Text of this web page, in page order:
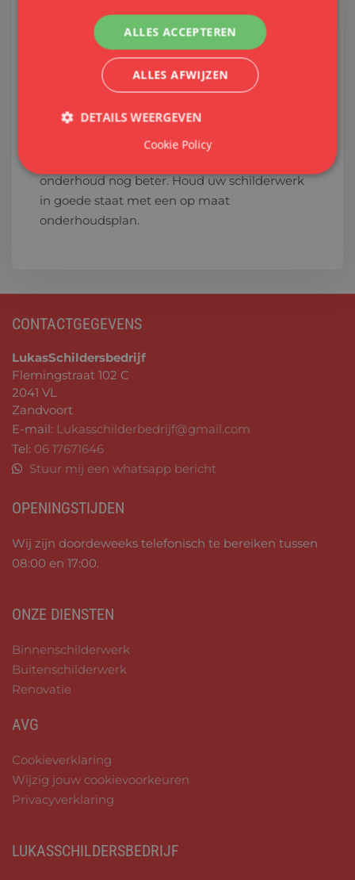
Van sloopwerk tot reparatie, spuiten,
behangen en schilderen. Als renovatie
specialist voor appartementen en woningen
weer jaren tegen kan.
onderhoud nog beter. Houd uw schilderwerk
in goede staat met een op maat
onderhoudsplan.
CONTACTGEGEVENS
LukasSchildersbedrijf
Flemingstraat 102 C
2041 VL
Zandvoort
E-mail: Lukasschilderbedrijf@gmail.com
Tel: 06 17671646
Stuur mij een whatsapp bericht
OPENINGSTIJDEN
Wij zijn doordeweeks telefonisch te bereiken tussen
08:00 en 17:00.
ONZE DIENSTEN
Binnenschilderwerk
Buitenschilderwerk
Renovatie
AVG
Cookieverklaring
Wijzig jouw cookievoorkeuren
Privacyverklaring
LUKASSCHILDERSBEDRIJF
ALLES ACCEPTEREN
ALLES AFWIJZEN
DETAILS WEERGEVEN
Cookie Policy